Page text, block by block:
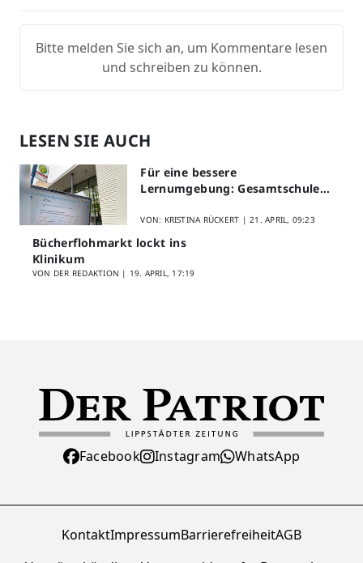
Bitte melden Sie sich an, um Kommentare lesen
und schreiben zu können.
LESEN SIE AUCH
Für eine bessere
Lernumgebung: Gesamtschule
Schülerfeedback
VON: KRISTINA RÜCKERT |21. APRIL, 09:23
Bücherflohmarkt lockt ins
Klinikum
VON DER REDAKTION | 19. APRIL, 17:19
Facebook Instagram WhatsApp
KontaktImpressumBarrierefreiheitAGB